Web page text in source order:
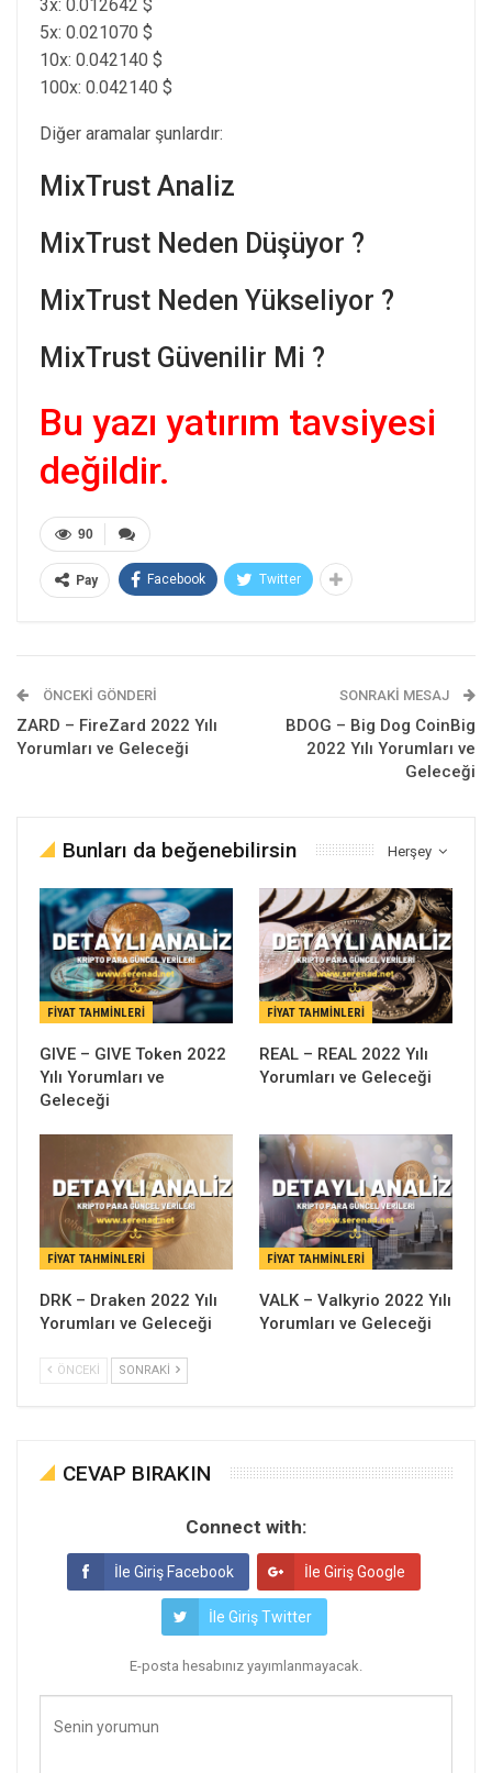
3x: 0.012642 $
5x: 0.021070 $
10x: 0.042140 $
100x: 0.042140 $
Diğer aramalar şunlardır:
MixTrust Analiz
MixTrust Neden Düşüyor ?
MixTrust Neden Yükseliyor ?
MixTrust Güvenilir Mi ?
Bu yazı yatırım tavsiyesi
değildir.
90
Pay Facebook Twitter
ÖNCEKI GÖNDERI
ZARD – FireZard 2022 Yılı
Yorumları ve Geleceği
SONRAKI MESAJ
BDOG – Big Dog CoinBig
2022 Yılı Yorumları ve
Geleceği
Herşey
Bunları da beğenebilirsin
FIYAT TAHMINLERI
GIVE – GIVE Token 2022
Yılı Yorumları ve
Geleceği
FIYAT TAHMINLERI
REAL – REAL 2022 Yılı
Yorumları ve Geleceği
FIYAT TAHMINLERI
DRK – Draken 2022 Yılı
Yorumları ve Geleceği
FIYAT TAHMINLERI
VALK – Valkyrio 2022 Yılı
Yorumları ve Geleceği
ÖNCEKI SONRAKI
CEVAP BIRAKIN
Connect with:
İle Giriş Facebook İle Giriş Google
İle Giriş Twitter
E-posta hesabınız yayımlanmayacak.